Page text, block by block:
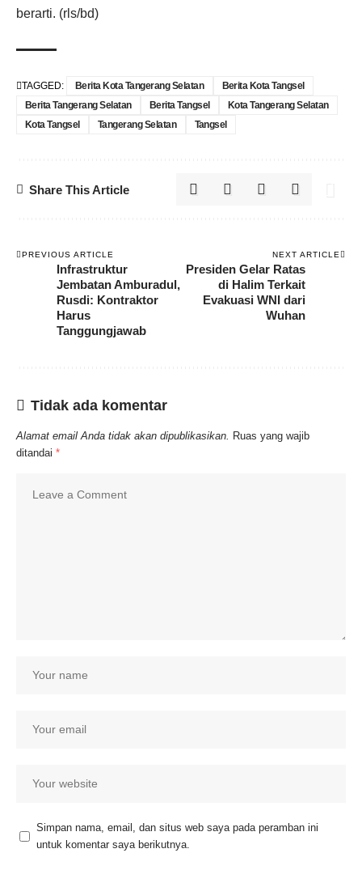
berarti. (rls/bd)
TAGGED: Berita Kota Tangerang Selatan
Berita Kota Tangsel
Berita Tangerang Selatan
Berita Tangsel
Kota Tangerang Selatan
Kota Tangsel
Tangerang Selatan Tangsel
Share This Article
PREVIOUS ARTICLE
Infrastruktur
Jembatan Amburadul,
Rusdi: Kontraktor
Harus
Tanggungjawab
NEXT ARTICLE
Presiden Gelar Ratas
di Halim Terkait
Evakuasi WNI dari
Wuhan
Tidak ada komentar
Alamat email Anda tidak akan dipublikasikan. Ruas yang wajib
ditandai *
Simpan nama, email, dan situs web saya pada peramban ini
untuk komentar saya berikutnya.